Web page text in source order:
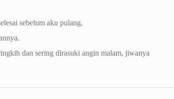
sebelum aku pulang.
dan sering dirasuki angin malam, jiwanya